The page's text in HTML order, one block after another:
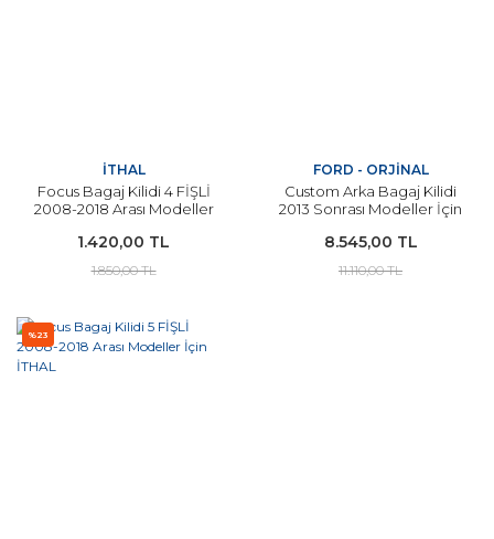
İTHAL
Focus Bagaj Kilidi 4 FİŞLİ
2008-2018 Arası Modeller
1.420,00 TL
1.850,00 TL
FORD - ORJİNAL
Custom Arka Bagaj Kilidi
2013 Sonrası Modeller İçin
8.545,00 TL
11.110,00 TL
%23